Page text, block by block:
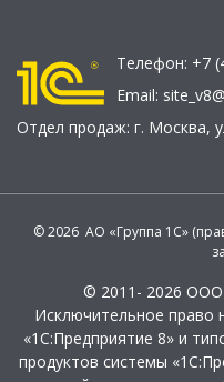
Телефон: +7
Email:
Отдел продаж: г. Москва,
© 2026 АО «Группа 1С»
© 2011- 2026
Исключительное право
«1С:Предприятие 8» и
продуктов системы